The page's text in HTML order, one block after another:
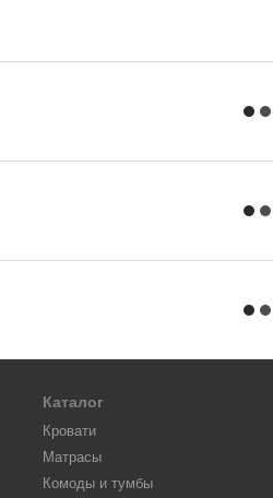
Каталог
Кровати
Матрасы
Комоды и тумбы